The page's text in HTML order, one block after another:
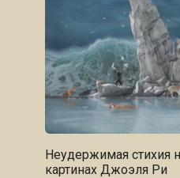
Неудержимая стихия
картинах Джоэля Ри